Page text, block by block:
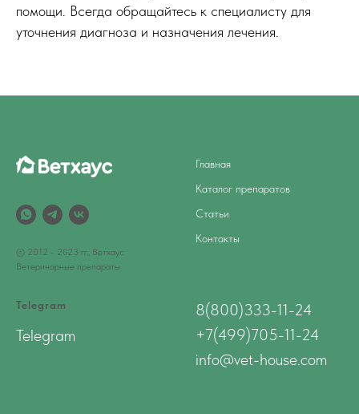
помощи. Всегда обращайтесь к специалисту для
уточнения диагноза и назначения лечения.
© 2012 - 2023 гг., Ветхаус
Ветеринарные препараты
Главная
Каталог препаратов
Статьи
Контакты
Telegram
Telegram
8(800)333-11-24
+7(499)705-11-24
info@vet-house.com